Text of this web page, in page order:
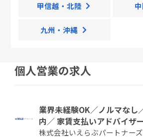
甲信越・北陸
九州・沖縄
個人営業の求人
業界未経験OK／ノルマなし
内／ 家賃支払いアドバイザー
株式会社いえらぶパートナーズ